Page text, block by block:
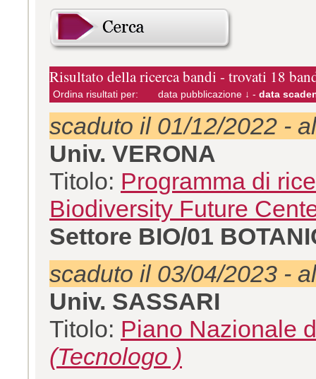
Risultato della ricerca bandi - trovati 18
Ordina risultati per: data pubblicazione ↓ - data
scaduto il 01/12/2022 -
Univ. VERONA
Titolo: Programma di
Biodiversity Future
Settore BIO/01
scaduto il 03/04/2023 -
Univ. SASSARI
Titolo: Piano Nazionale
(Tecnologo )